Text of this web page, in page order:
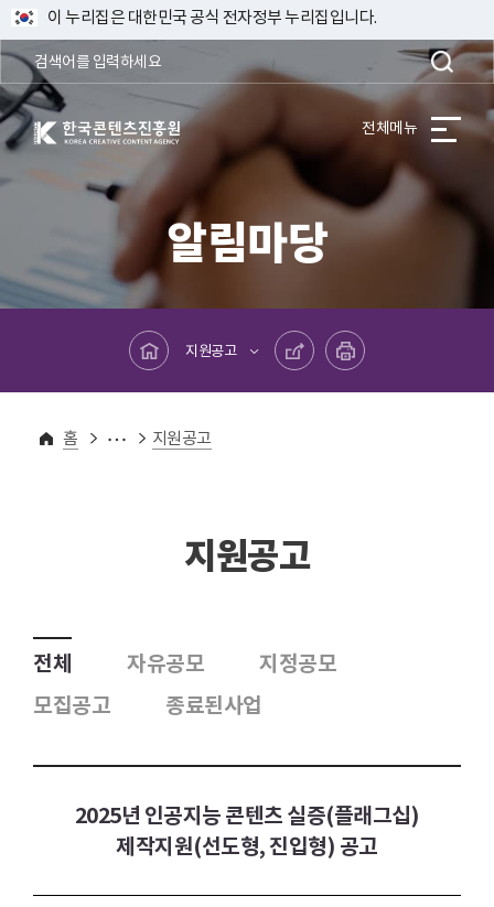
이 누리집은 대한민국 공식 전자정부 누리집입니다.
한국콘텐츠진흥원 KOREA CREATIVE CONTENT AGENCY 전체메뉴
알림마당
메인페이지로 바로가기
지원공고
공유하기 프린트하기
홈
알림마당 지원공고
지원공고
전체 자유공모
지정공모
모집공고
종료된사업
2025년 인공지능 콘텐츠 실증(플래그십)
제작지원(선도형, 진입형) 공고